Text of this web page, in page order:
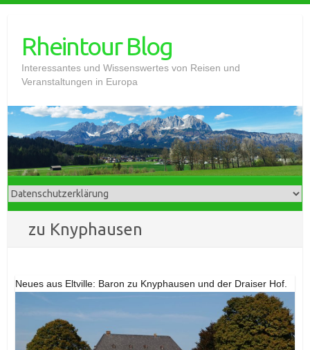
contentRheintour Blog
Interessantes und Wissenswertes von Reisen und
Veranstaltungen in Europa
zu Knyphausen
Neues aus Eltville: Baron zu Knyphausen und der Draiser Hof.